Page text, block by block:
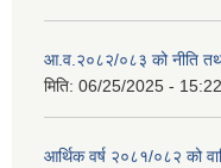
आ.व.२०८२/०८३ को नीति
मिति: 06/25/2025 - 15:22
आर्थिक वर्ष २०८१/०८२ को